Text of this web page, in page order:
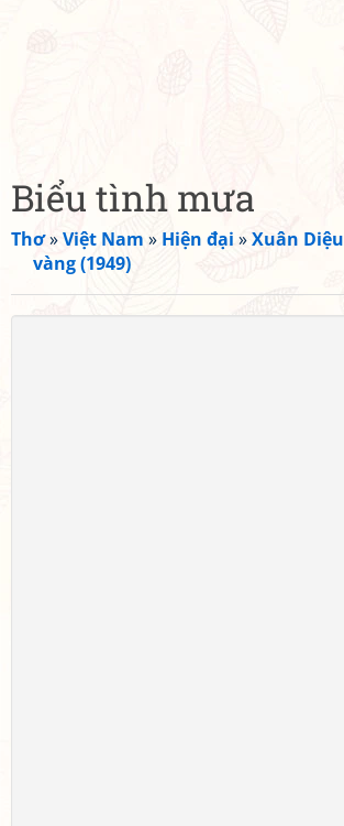
Biểu tình mưa
Thơ»Việt Nam » Hiện đại »Xuân Diệu
vàng (1949)